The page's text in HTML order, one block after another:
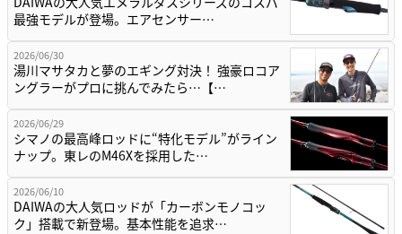
最強モデルが登場。エアセンサー…
2026/06/30
湯川マサタカと夢のエギング対決！ 強豪ロコア
ングラーがプロに挑んでみたら…【…
2026/06/29
シマノの最高峰ロッドに“特化モデル”がライン
ナップ。東レのM46Xを採用した…
2026/06/10
DAIWAの大人気ロッドが「カーボンモノコッ
ク」搭載で新登場。基本性能を追求…